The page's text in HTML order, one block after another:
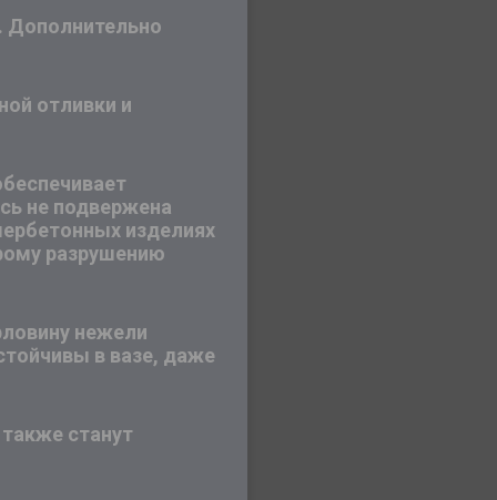
Дополнительно
отливки и
не подвержена
изделиях
разрушению
нежели
в вазе, даже
станут